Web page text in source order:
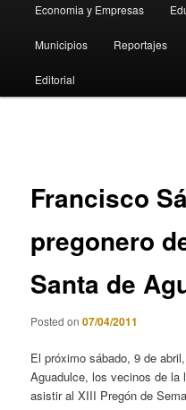
Economia y Empresas
Municipios Reportajes
Editorial
Francisco
pregonero
Santa de
Posted on07/04/2011
El próximo sábado, 9 de
Aguadulce, los vecinos de la
asistir al XIII Pregón de